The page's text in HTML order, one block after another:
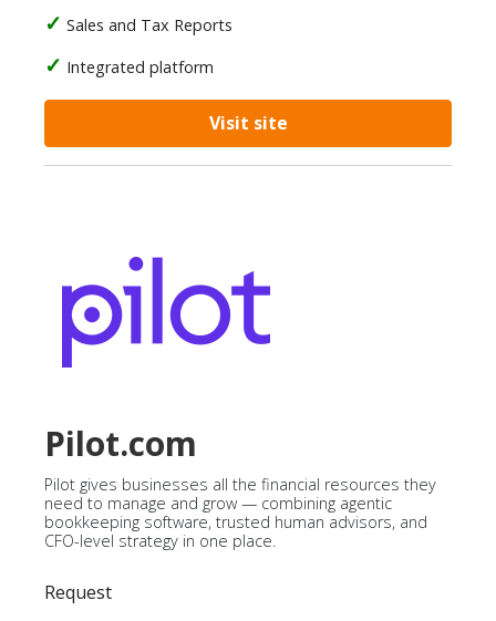
Sales and Tax Reports
Integrated platform
Visit site
Pilot.com
Pilot gives businesses all the financial resources they
need to manage and grow — combining agentic
bookkeeping software, trusted human advisors, and
CFO-level strategy in one place.
Request